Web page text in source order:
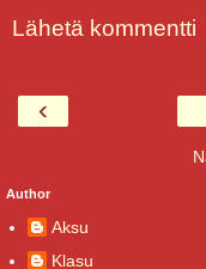
Lähetä kommentti
‹
Author
Aksu
Klasu